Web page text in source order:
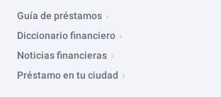
Guía de préstamos
Diccionario financiero
Noticias financieras
Préstamo en tu ciudad